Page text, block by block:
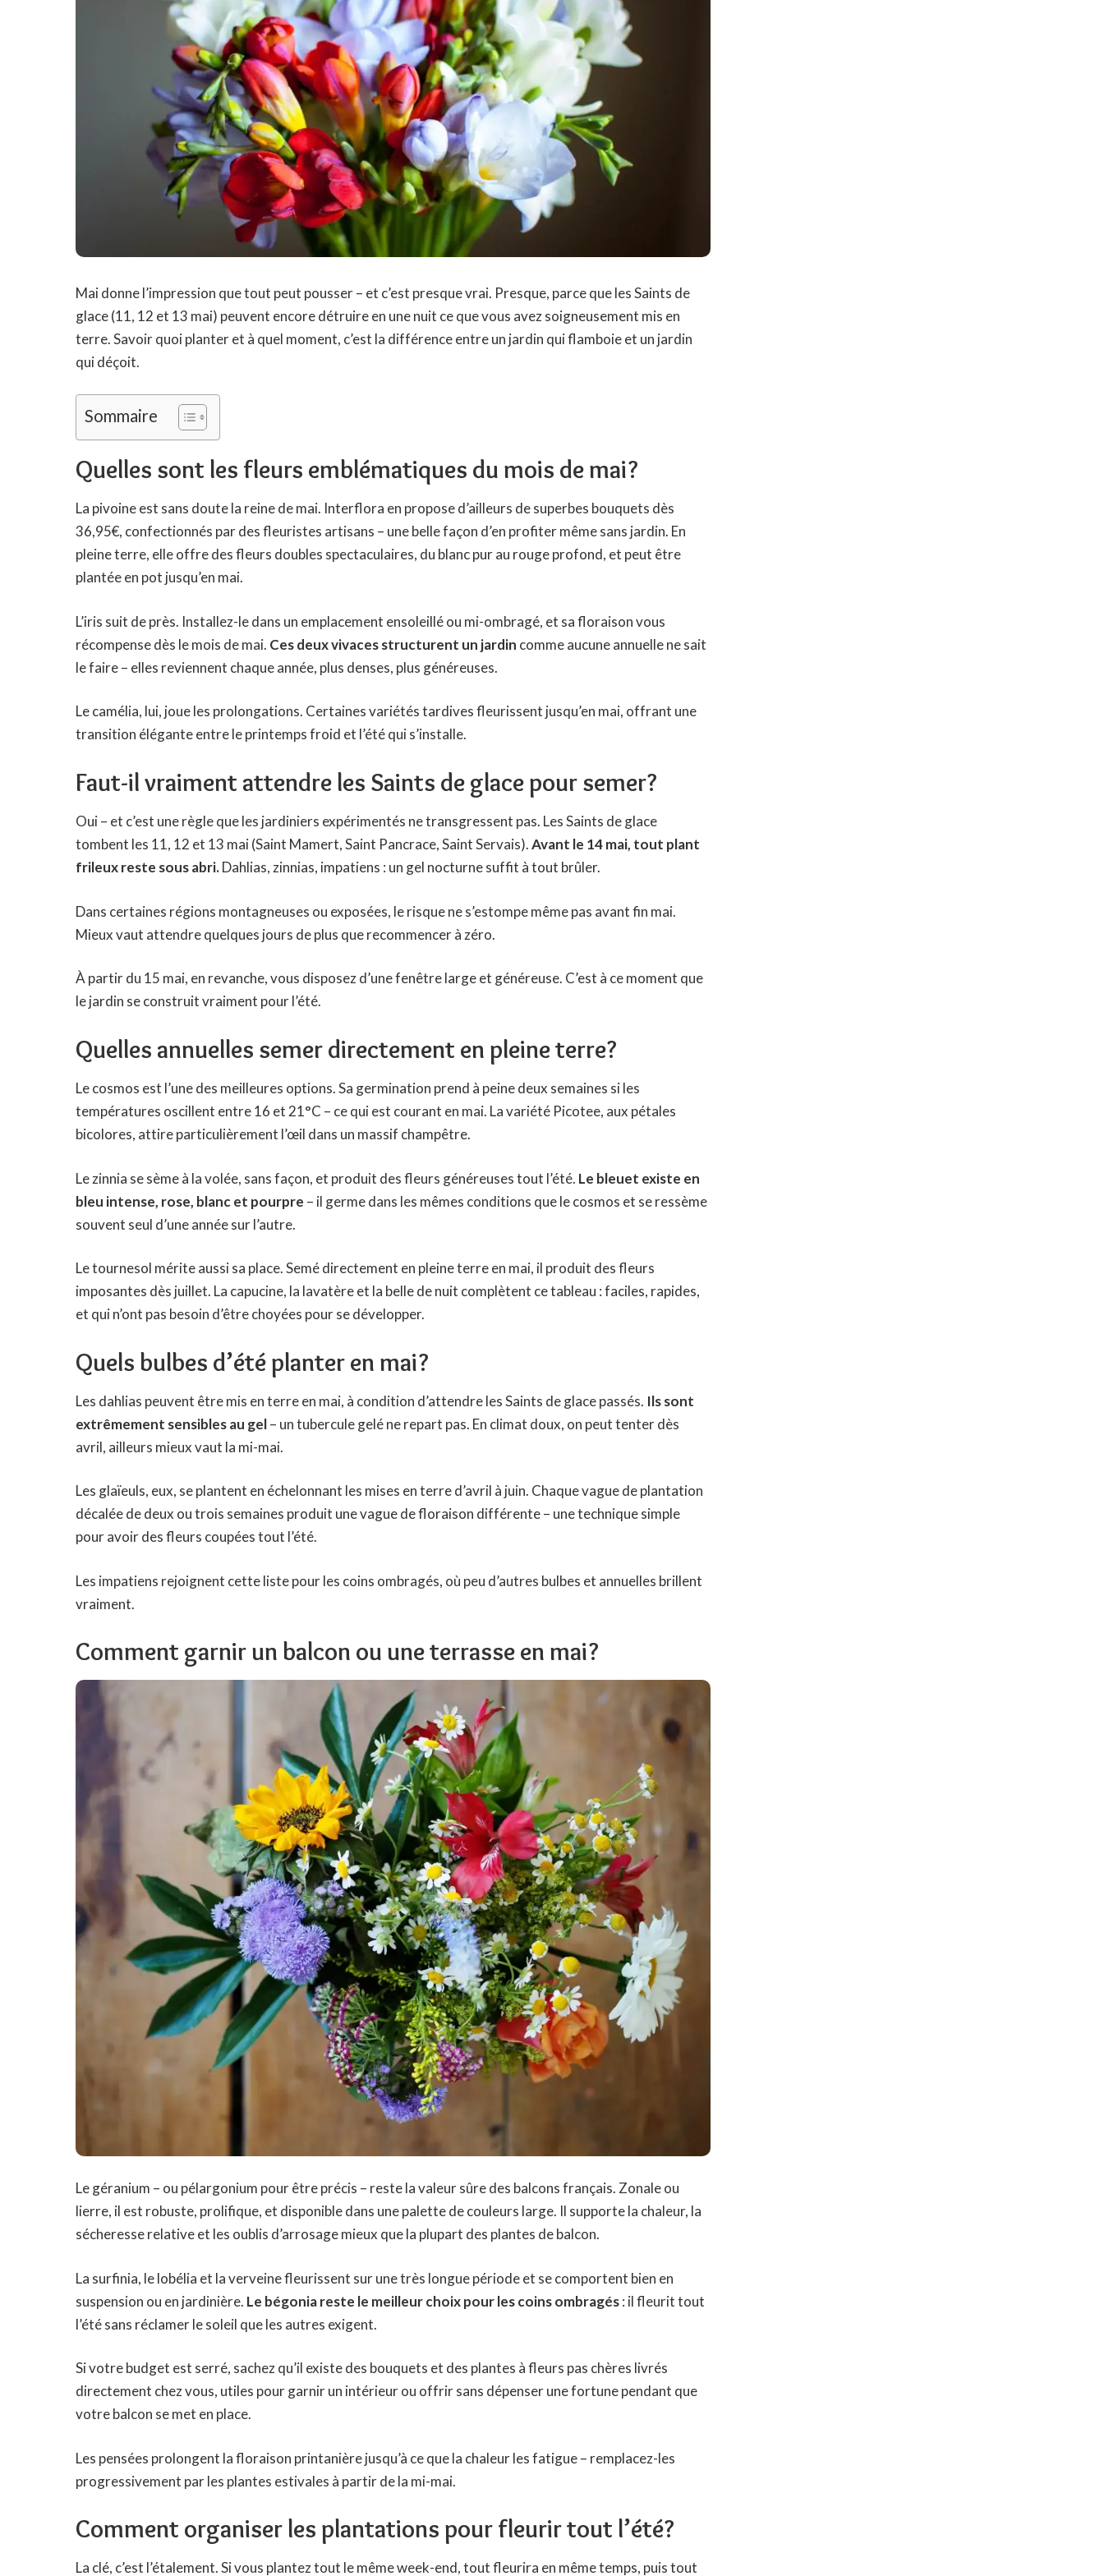
Mai donne l’impression que tout peut pousser – et c’est presque vrai. Presque, parce que les Saints de
glace (11, 12 et 13 mai) peuvent encore détruire en une nuit ce que vous avez soigneusement mis en
terre. Savoir quoi planter et à quel moment, c’est la différence entre un jardin qui flamboie et un jardin
qui déçoit.
Sommaire
Quelles sont les fleurs emblématiques du mois de mai?
La pivoine est sans doute la reine de mai. Interflora en propose d’ailleurs de superbes bouquets dès
36,95€, confectionnés par des fleuristes artisans – une belle façon d’en profiter même sans jardin. En
pleine terre, elle offre des fleurs doubles spectaculaires, du blanc pur au rouge profond, et peut être
plantée en pot jusqu’en mai.
L’iris suit de près. Installez-le dans un emplacement ensoleillé ou mi-ombragé, et sa floraison vous
récompense dès le mois de mai. Ces deux vivaces structurent un jardin comme aucune annuelle ne sait
le faire – elles reviennent chaque année, plus denses, plus généreuses.
Le camélia, lui, joue les prolongations. Certaines variétés tardives fleurissent jusqu’en mai, offrant une
transition élégante entre le printemps froid et l’été qui s’installe.
Faut-il vraiment attendre les Saints de glace pour semer?
Oui – et c’est une règle que les jardiniers expérimentés ne transgressent pas. Les Saints de glace
tombent les 11, 12 et 13 mai (Saint Mamert, Saint Pancrace, Saint Servais).Avant le 14 mai, tout plant
frileux reste sous abri.Dahlias, zinnias, impatiens : un gel nocturne suffit à tout brûler.
Dans certaines régions montagneuses ou exposées, le risque ne s’estompe même pas avant fin mai.
Mieux vaut attendre quelques jours de plus que recommencer à zéro.
À partir du 15 mai, en revanche, vous disposez d’une fenêtre large et généreuse. C’est à ce moment que
le jardin se construit vraiment pour l’été.
Quelles annuelles semer directement en pleine terre?
Le cosmos est l’une des meilleures options. Sa germination prend à peine deux semaines si les
températures oscillent entre 16 et 21°C – ce qui est courant en mai. La variété Picotee, aux pétales
bicolores, attire particulièrement l’œil dans un massif champêtre.
Le zinnia se sème à la volée, sans façon, et produit des fleurs généreuses tout l’été. Le bleuet existe en
bleu intense, rose, blanc et pourpre – il germe dans les mêmes conditions que le cosmos et se ressème
souvent seul d’une année sur l’autre.
Le tournesol mérite aussi sa place. Semé directement en pleine terre en mai, il produit des fleurs
imposantes dès juillet. La capucine, la lavatère et la belle de nuit complètent ce tableau : faciles, rapides,
et qui n’ont pas besoin d’être choyées pour se développer.
Quels bulbes d’été planter en mai?
Les dahlias peuvent être mis en terre en mai, à condition d’attendre les Saints de glace passés. Ils sont
extrêmement sensibles au gel– un tubercule gelé ne repart pas. En climat doux, on peut tenter dès
avril, ailleurs mieux vaut la mi-mai.
Les glaïeuls, eux, se plantent en échelonnant les mises en terre d’avril à juin. Chaque vague de plantation
décalée de deux ou trois semaines produit une vague de floraison différente – une technique simple
pour avoir des fleurs coupées tout l’été.
Les impatiens rejoignent cette liste pour les coins ombragés, où peu d’autres bulbes et annuelles brillent
vraiment.
Comment garnir un balcon ou une terrasse en mai?
Le géranium – ou pélargonium pour être précis – reste la valeur sûre des balcons français. Zonale ou
lierre, il est robuste, prolifique, et disponible dans une palette de couleurs large. Il supporte la chaleur, la
sécheresse relative et les oublis d’arrosage mieux que la plupart des plantes de balcon.
La surfinia, le lobélia et la verveine fleurissent sur une très longue période et se comportent bien en
suspension ou en jardinière. Le bégonia reste le meilleur choix pour les coins ombragés: il fleurit tout
l’été sans réclamer le soleil que les autres exigent.
Si votre budget est serré, sachez qu’il existe des bouquets et des plantes àfleurs pas chères livrés
directement chez vous, utiles pour garnir un intérieur ou offrir sans dépenser une fortune pendant que
votre balcon se met en place.
Les pensées prolongent la floraison printanière jusqu’à ce que la chaleur les fatigue – remplacez-les
progressivement par les plantes estivales à partir de la mi-mai.
Comment organiser les plantations pour fleurir tout l’été?
La clé, c’est l’étalement. Si vous plantez tout le même week-end, tout fleurira en même temps, puis tout